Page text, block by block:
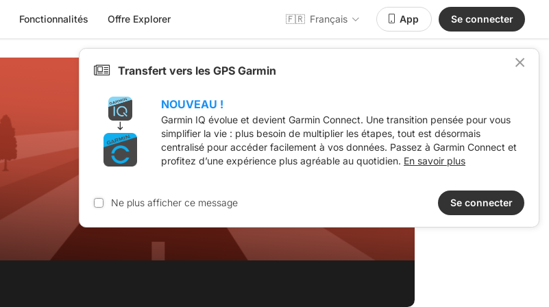
Fonctionnalités Offre Explorer 🇫🇷 Français App Se connecter
Transfert vers les GPS Garmin
NOUVEAU !
Garmin IQ évolue et devient Garmin Connect. Une transition pensée pour vous
simplifier la vie : plus besoin de multiplier les étapes, tout est désormais
centralisé pour accéder facilement à vos données. Passez à Garmin Connect et
profitez d’une expérience plus agréable au quotidien. En savoir plus
Ne plus afficher ce message Se connecter